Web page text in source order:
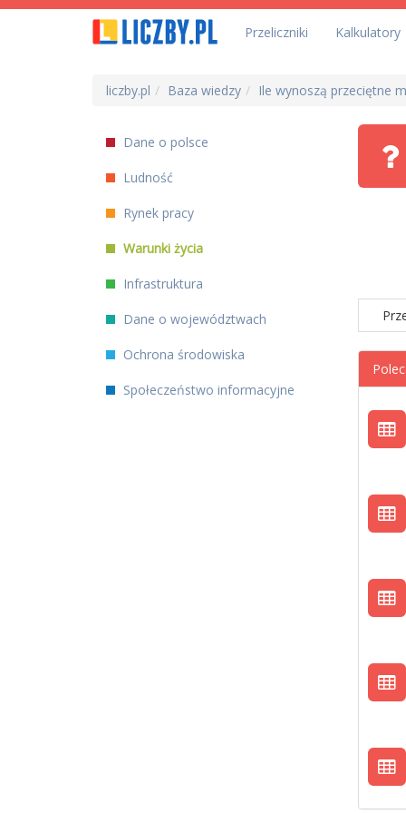
Przeliczniki Kalkulatory
liczby.pl Baza wiedzy Ile wynoszą przeciętne
Dane o polsce
Ludność
Rynek pracy
Warunki życia
Infrastruktura
Dane o województwach
Ochrona środowiska
Społeczeństwo informacyjne